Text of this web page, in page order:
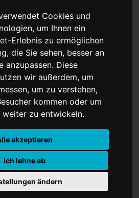
Cookies und
um Ihnen ein
Erlebnis zu ermöglichen
die Sie sehen, besser an
anzupassen. Diese
wir außerdem, um
um zu verstehen,
kommen oder um
weiter zu entwickeln.
akzeptieren
Ich lehne ab
ändern